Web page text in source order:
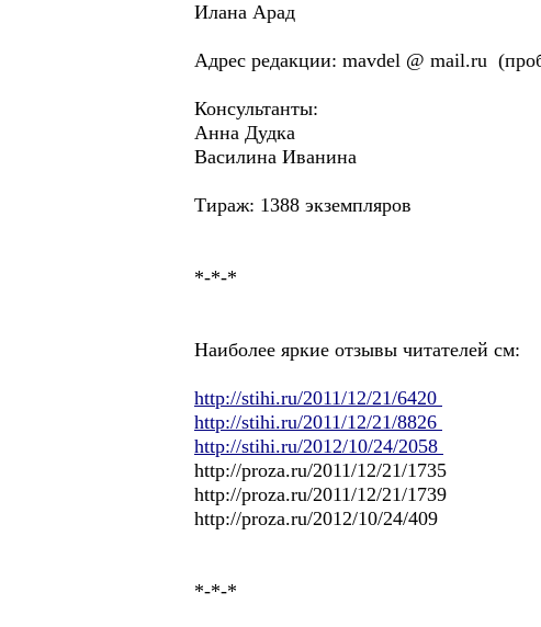
Илана Арад
Адрес редакции: mavdel @ mail.ru
Консультанты:
Анна Дудка
Василина Иванина
Тираж: 1388 экземпляров
*-*-*
Наиболее яркие отзывы читателей см:
http://stihi.ru/2011/12/21/6420
http://stihi.ru/2011/12/21/8826
http://stihi.ru/2012/10/24/2058
http://proza.ru/2011/12/21/1735
http://proza.ru/2011/12/21/1739
http://proza.ru/2012/10/24/409
*-*-*